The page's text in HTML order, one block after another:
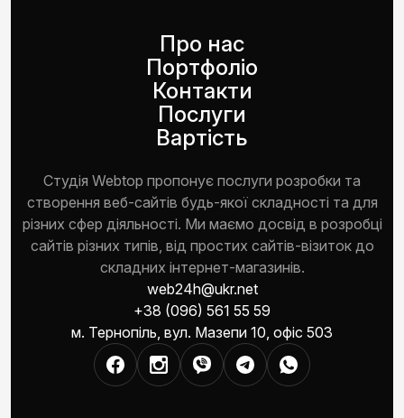
Про нас
Портфоліо
Контакти
Послуги
Вартість
Студія Webtop пропонує послуги розробки та
створення веб-сайтів будь-якої складності та для
різних сфер діяльності. Ми маємо досвід в розробці
сайтів різних типів, від простих сайтів-візиток до
складних інтернет-магазинів.
web24h@ukr.net
+38 (096) 561 55 59
м. Тернопіль, вул. Мазепи 10, офіс 503